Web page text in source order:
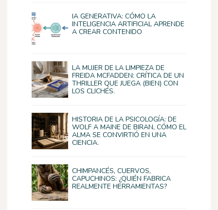
IA GENERATIVA: CÓMO LA
INTELIGENCIA ARTIFICIAL APRENDE
A CREAR CONTENIDO
LA MUJER DE LA LIMPIEZA DE
FREIDA MCFADDEN: CRÍTICA DE UN
THRILLER QUE JUEGA (BIEN) CON
LOS CLICHÉS.
HISTORIA DE LA PSICOLOGÍA: DE
WOLF A MAINE DE BIRAN, CÓMO EL
ALMA SE CONVIRTIÓ EN UNA
CIENCIA.
CHIMPANCÉS, CUERVOS,
CAPUCHINOS: ¿QUIÉN FABRICA
REALMENTE HERRAMIENTAS?